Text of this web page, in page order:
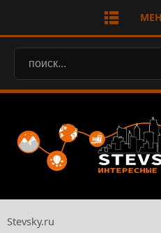
Stevsky.ru